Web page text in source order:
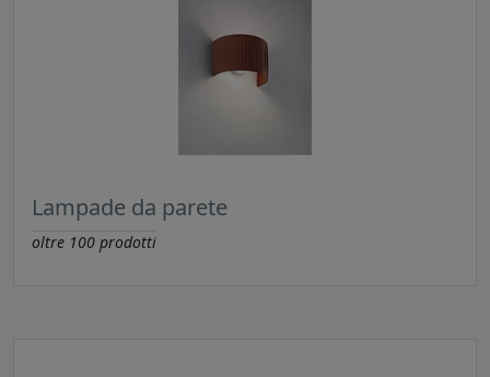
Lampade da parete
oltre 100 prodotti